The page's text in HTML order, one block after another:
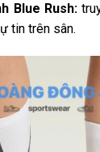
Blue Rush:
tin trên sân.